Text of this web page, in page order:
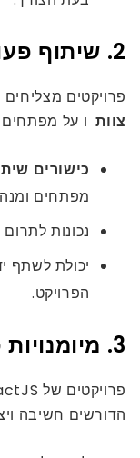
2. שיתוף פעולה ועבודת צוות
פרויקטים
צוות ו על מפתחים
כישורים
מפתחים
נכונות לתרום
יכולת לשתף
הפרויקט.
3. מיומנויות פתרון בעיות
הדורשים חשיבה